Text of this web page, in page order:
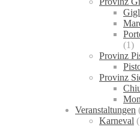
(1)
Provinz
Provinz
Veranstaltungen
Karneval